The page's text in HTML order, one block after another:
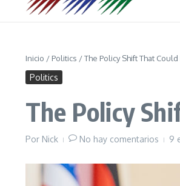
Inicio / Politics /The Policy Shift That
Politics
The Policy
Por Nick No hay comentarios 9